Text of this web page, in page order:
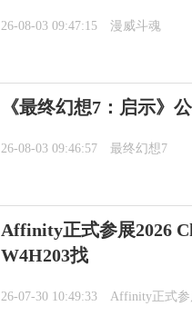
26-08-03 09:47:15 漫威斗魂
《最终幻想7：启示》
26-08-03 09:46:57 最终幻想7
Affinity正式参展2026
W4H203找
26-07-30 10:49:33 Affinity正式参